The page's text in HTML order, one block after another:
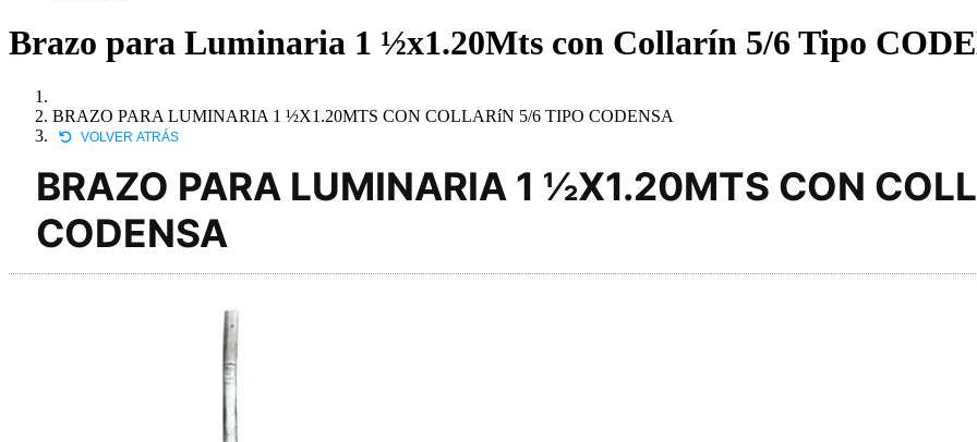
Brazo para Luminaria 1 ½x1.20Mts con Collarín 5/6 Tipo
BRAZO PARA LUMINARIA 1 ½X1.20MTS CON COLLARíN 5/6 TIPO CODENSA
VOLVER ATRÁS
BRAZO PARA LUMINARIA 1 ½X1.20MTS CON
CODENSA